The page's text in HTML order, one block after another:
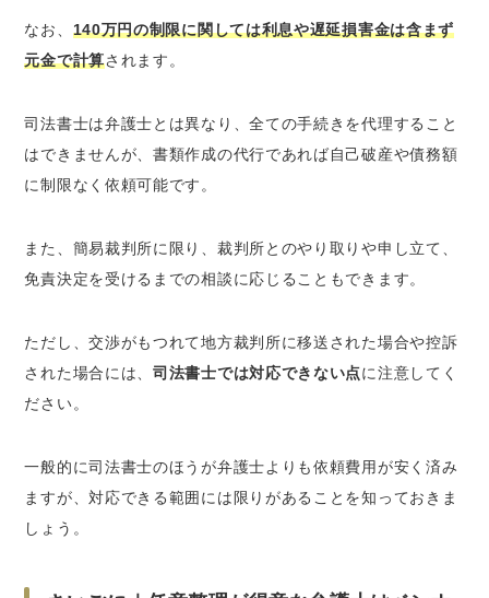
なお、 140万円の制限に関しては利息や遅延損害金は含まず
元金で計算されます。
司法書士は弁護士とは異なり、全ての手続きを代理すること
はできませんが、書類作成の代行であれば自己破産や債務額
に制限なく依頼可能です。
また、簡易裁判所に限り、裁判所とのやり取りや申し立て、
免責決定を受けるまでの相談に応じることもできます。
ただし、交渉がもつれて地方裁判所に移送された場合や控訴
された場合には、司法書士では対応できない点に注意してく
ださい。
一般的に司法書士のほうが弁護士よりも依頼費用が安く済み
ますが、対応できる範囲には限りがあることを知っておきま
しょう。